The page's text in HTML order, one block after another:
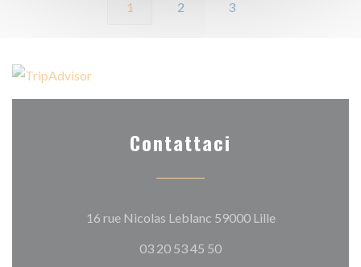
1 2 3
Contattaci
16 rue Nicolas Leblanc 59000 Lille((apre una
03 20 53 45 50